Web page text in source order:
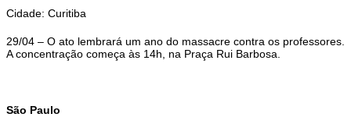
Cidade: Curitiba
29/04 – O ato lembrará um ano do massacre contra os professores.
A concentração começa às 14h, na Praça Rui Barbosa.
São Paulo